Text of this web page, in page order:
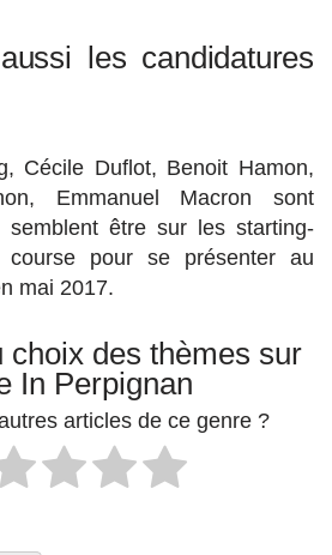
les candidatures
Cécile Duflot, Benoit Hamon,
Emmanuel Macron sont
être sur les starting-
pour se présenter au
mai 2017.
choix des thèmes sur
In Perpignan
articles de ce genre ?